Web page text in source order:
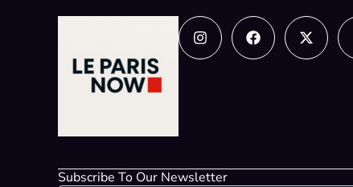
InstagramFacebookX-
twitter
Subscribe To Our Newsletter